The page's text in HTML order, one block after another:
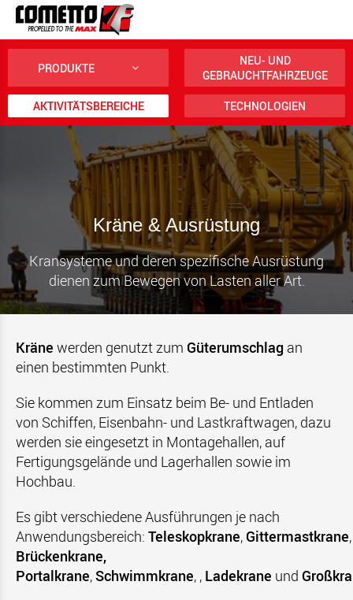
PRODUKTE
NEU- UND
GEBRAUCHTFAHRZEUGE
AKTIVITÄTSBEREICHE TECHNOLOGIEN
Kräne & Ausrüstung
Kransysteme und deren spezifische Ausrüstung
dienen zum Bewegen von Lasten aller Art.
Kräne werden genutzt zum Güterumschlag an
einen bestimmten Punkt.
Sie kommen zum Einsatz beim Be- und Entladen
von Schiffen, Eisenbahn- und Lastkraftwagen, dazu
werden sie eingesetzt in Montagehallen, auf
Fertigungsgelände und Lagerhallen sowie im
Hochbau.
Es gibt verschiedene Ausführungen je nach
Anwendungsbereich: Teleskopkrane, Gittermastkrane,
Brückenkrane,
Portalkrane,Schwimmkrane, , Ladekrane und